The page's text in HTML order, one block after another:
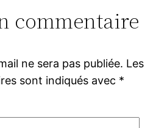
commentaire
ne sera pas publiée. Les
sont indiqués avec *